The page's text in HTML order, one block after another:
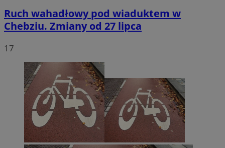
Ruch wahadłowy pod wiaduktem w
Chebziu. Zmiany od 27 lipca
17